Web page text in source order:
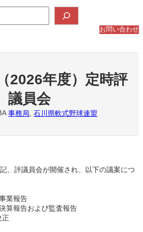
お問い合わせ
2026年度）定時評
議員会
事務局 , 石川県軟式野球連盟
、評議員会が開催され、以下の議案につ
業報告
報告および監査報告